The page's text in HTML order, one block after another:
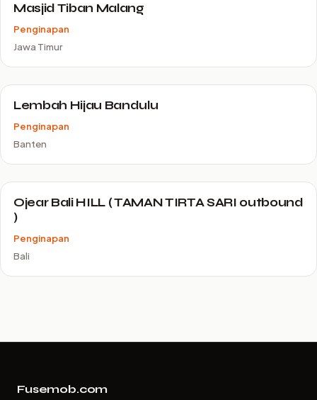
Masjid Tiban Malang
Penginapan
Jawa Timur
Lembah Hijau Bandulu
Penginapan
Banten
Ojear Bali HILL ( TAMAN TIRTA SARI outbound
)
Penginapan
Bali
Fusemob.com